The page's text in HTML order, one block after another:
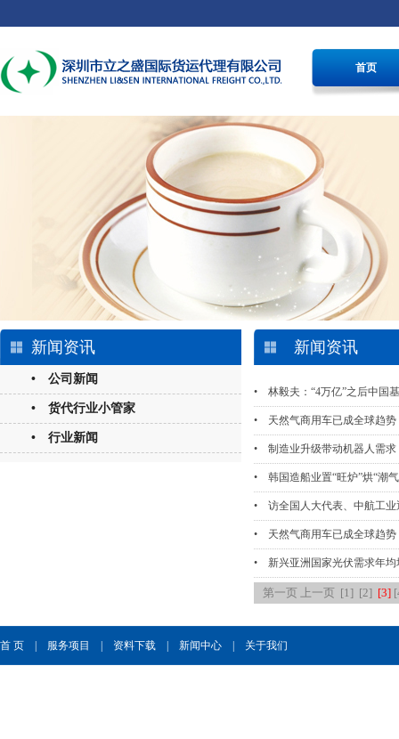
首页
新闻资讯
• 公司新闻
• 货代行业小管家
• 行业新闻
新闻资讯
• 林毅夫：“4万亿”之后中国
• 天然气商用车已成全球趋势
• 制造业升级带动机器人需求
• 韩国造船业置“旺炉”烘“潮
• 访全国人大代表、中航工业
• 天然气商用车已成全球趋势
• 新兴亚洲国家光伏需求年均
第一页 上一页 [1] [2] [3]
首 页 服务项目 资料下载 新闻中心 关于我们